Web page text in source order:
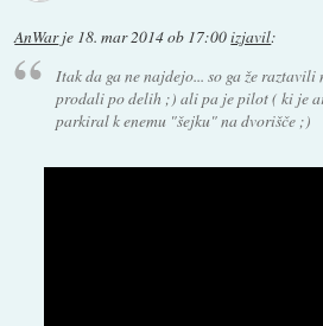
AnWarje 18. mar 2014 ob 17:00izjavil:
Itak da ga ne najdejo... so ga že
prodali po delih ;) ali pa je pilot ( ki je
parkiral k enemu "šejku" na dvorišče ;)